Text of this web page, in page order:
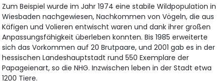
Zum Beispiel wurde im Jahr 1974 eine stabile Wildpopulation in
Wiesbaden nachgewiesen, Nachkommen von Vögeln, die aus
Käfigen und Volieren entwischt waren und dank ihrer großen
Anpassungsfähigkeit überleben konnten. Bis 1985 erweiterte
sich das Vorkommen auf 20 Brutpaare, und 2001 gab es in der
hessischen Landeshauptstadt rund 550 Exemplare der
Papageienart, so die NHG. Inzwischen leben in der Stadt etwa
1200 Tiere.